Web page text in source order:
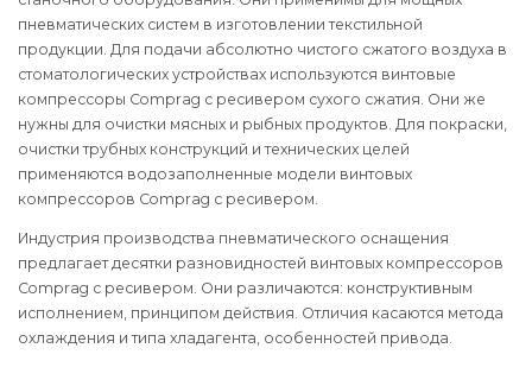
пневматических систем в изготовлении текстильной
продукции. Для подачи абсолютно чистого сжатого воздуха в
стоматологических устройствах используются винтовые
компрессоры Comprag с ресивером сухого сжатия. Они же
нужны для очистки мясных и рыбных продуктов. Для покраски,
очистки трубных конструкций и технических целей
применяются водозаполненные модели винтовых
компрессоров Comprag с ресивером.
Индустрия производства пневматического оснащения
предлагает десятки разновидностей винтовых компрессоров
Comprag с ресивером. Они различаются: конструктивным
исполнением, принципом действия. Отличия касаются метода
охлаждения и типа хладагента, особенностей привода.